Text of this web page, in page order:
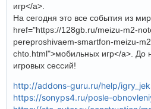
игр</a>.
На сегодня это все события из
href="https://128gb.ru/meizu-m2-
pereproshivaem-smartfon-meizu-
chto.html">мобильных игр</a>. До
игровых сессий!
http://addons-guru.ru/help/
https://sonyps4.ru/posle-